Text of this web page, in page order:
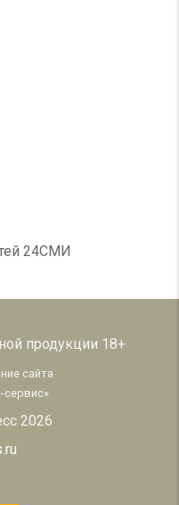
24СМИ
продукции 18+
сайта
сервис»
2026